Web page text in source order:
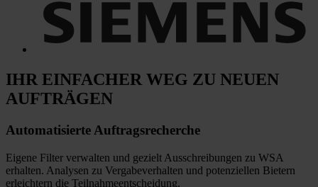
IHR EINFACHER WEG ZU NEUEN
AUFTRÄGEN
Automatisierte Auftragsrecherche
Eigene Filter verwalten und gezielt Ausschreibungen zu WSA
erhalten. Analysen zu Vergabeverhalten und potenziellen Bietern
erleichtern die Teilnahmeentscheidung.